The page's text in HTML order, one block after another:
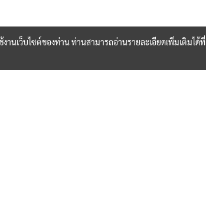
นเว็บไซต์ของท่าน ท่านสามารถอ่านรายละเอียดเพิ่มเติมได้ที่